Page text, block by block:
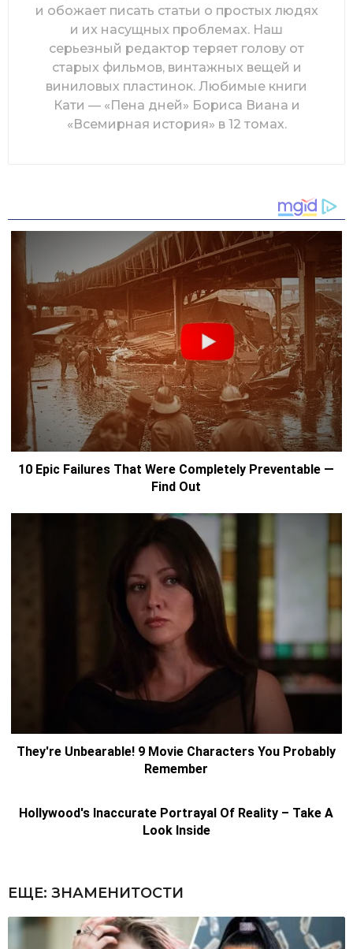
и обожает писать статьи о простых людях
и их насущных проблемах. Наш
серьезный редактор теряет голову от
старых фильмов, винтажных вещей и
виниловых пластинок. Любимые книги
Кати — «Пена дней» Бориса Виана и
«Всемирная история» в 12 томах.
ЕЩЕ: ЗНАМЕНИТОСТИ